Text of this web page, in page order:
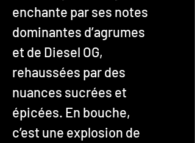
enchante par ses notes
dominantes d’agrumes
et de Diesel OG,
rehaussées par des
nuances sucrées et
épicées. En bouche,
c’est une explosion de